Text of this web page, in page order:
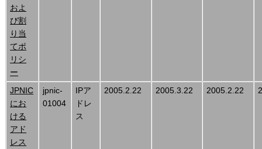
およ
び割
り当
てポ
リシ
ー
JPNIC
にお
ける
アド
レス
jpnic-
01004
IPア
ドレ
ス
2005.2.22 2005.3.22 2005.2.22